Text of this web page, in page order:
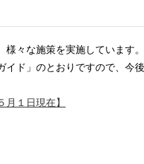
々な施策を実施しています。
ド」のとおりですので、今
１日現在】